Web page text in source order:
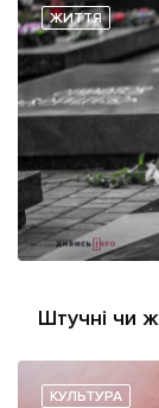
ЖИТТЯ
Штучні чи
КУЛЬТУРА